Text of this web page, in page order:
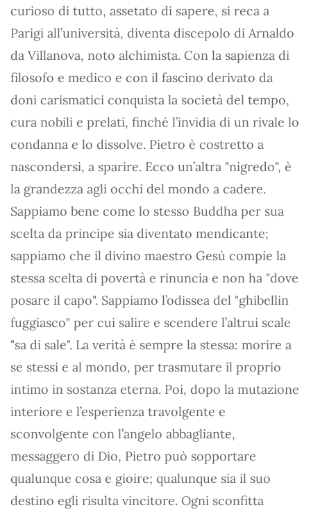
curioso di tutto, assetato di sapere, si reca a
Parigi all’università, diventa discepolo di Arnaldo
da Villanova, noto alchimista. Con la sapienza di
filosofo e medico e con il fascino derivato da
doni carismatici conquista la società del tempo,
cura nobili e prelati, finché l’invidia di un rivale lo
condanna e lo dissolve. Pietro è costretto a
nascondersi, a sparire. Ecco un’altra "nigredo", è
la grandezza agli occhi del mondo a cadere.
Sappiamo bene come lo stesso Buddha per sua
scelta da principe sia diventato mendicante;
sappiamo che il divino maestro Gesù compie la
stessa scelta di povertà e rinuncia e non ha "dove
posare il capo". Sappiamo l’odissea del "ghibellin
fuggiasco" per cui salire e scendere l’altrui scale
"sa di sale". La verità è sempre la stessa: morire a
se stessi e al mondo, per trasmutare il proprio
intimo in sostanza eterna. Poi, dopo la mutazione
interiore e l’esperienza travolgente e
sconvolgente con l’angelo abbagliante,
messaggero di Dio, Pietro può sopportare
qualunque cosa e gioire; qualunque sia il suo
destino egli risulta vincitore. Ogni sconfitta